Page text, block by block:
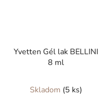
Yvetten Gél lak BELLINI
8 ml
Skladom (5 ks)